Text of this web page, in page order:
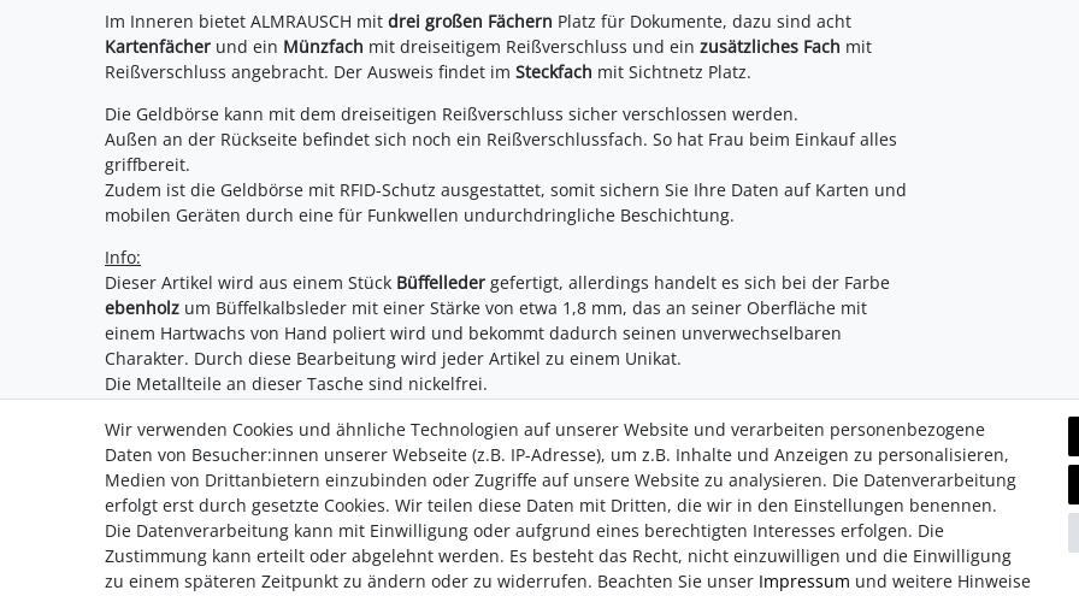
Im Inneren bietet ALMRAUSCH mit drei großen Fächern Platz für Dokumente, dazu sind acht
Kartenfächer und ein Münzfach mit dreiseitigem Reißverschluss und ein zusätzliches Fach mit
Reißverschluss angebracht. Der Ausweis findet im Steckfach mit Sichtnetz Platz.
Die Geldbörse kann mit dem dreiseitigen Reißverschluss sicher verschlossen werden.
Außen an der Rückseite befindet sich noch ein Reißverschlussfach. So hat Frau beim Einkauf alles
griffbereit.
Zudem ist die Geldbörse mit RFID-Schutz ausgestattet, somit sichern Sie Ihre Daten auf Karten und
mobilen Geräten durch eine für Funkwellen undurchdringliche Beschichtung.
Info:
Dieser Artikel wird aus einem Stück Büffelleder gefertigt, allerdings handelt es sich bei der Farbe
ebenholz um Büffelkalbsleder mit einer Stärke von etwa 1,8 mm, das an seiner Oberfläche mit
einem Hartwachs von Hand poliert wird und bekommt dadurch seinen unverwechselbaren
Charakter. Durch diese Bearbeitung wird jeder Artikel zu einem Unikat.
Die Metallteile an dieser Tasche sind nickelfrei.
Impressum AGB Daten­schutz­erklärung Retouren/Reklamationen Erklärung zur
Wir verwenden Cookies und ähnliche Technologien auf unserer Website und verarbeiten personenbezogene
Daten von Besucher:innen unserer Webseite (z.B. IP-Adresse), um z.B. Inhalte und Anzeigen zu personalisieren,
Medien von Drittanbietern einzubinden oder Zugriffe auf unsere Website zu analysieren. Die Datenverarbeitung
erfolgt erst durch gesetzte Cookies. Wir teilen diese Daten mit Dritten, die wir in den Einstellungen benennen.
Die Datenverarbeitung kann mit Einwilligung oder aufgrund eines berechtigten Interesses erfolgen. Die
Zustimmung kann erteilt oder abgelehnt werden. Es besteht das Recht, nicht einzuwilligen und die Einwilligung
zu einem späteren Zeitpunkt zu ändern oder zu widerrufen. Beachten Sie unser Impressum und weitere Hinweise